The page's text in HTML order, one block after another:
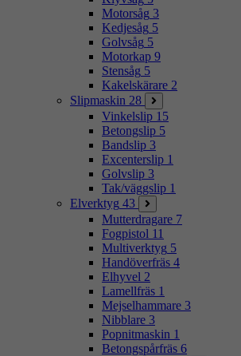
Motorsåg 3
Kedjesåg 5
Golvsåg 5
Motorkap 9
Stensåg 5
Kakelskärare 2
Slipmaskin 28
Vinkelslip 15
Betongslip 5
Bandslip 3
Excenterslip 1
Golvslip 3
Tak/väggslip 1
Elverktyg 43
Mutterdragare 7
Fogpistol 11
Multiverktyg 5
Handöverfräs 4
Elhyvel 2
Lamellfräs 1
Mejselhammare 3
Nibblare 3
Popnitmaskin 1
Betongspårfräs 6